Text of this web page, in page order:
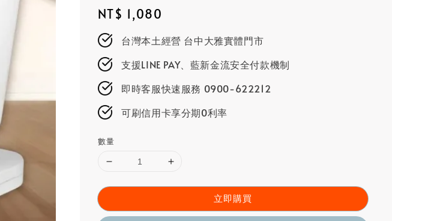
Regular
price
NT$ 1,080
台灣本土經營 台中大雅實體門市
支援LINE PAY、藍新金流安全付款機制
即時客服快速服務 0900-622212
可刷信用卡享分期0利率
數量
立即購買